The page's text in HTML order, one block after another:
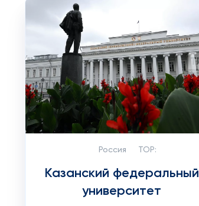
Россия TOP:
Казанский федеральный
университет